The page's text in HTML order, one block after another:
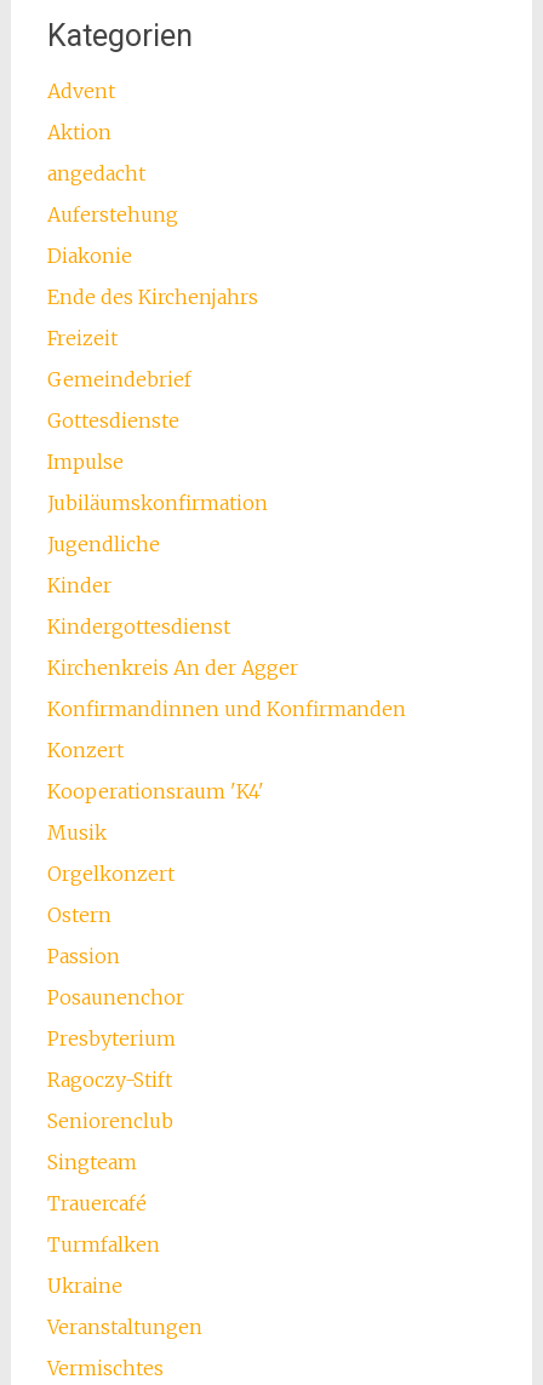
Kategorien
Advent
Aktion
angedacht
Auferstehung
Diakonie
Ende des Kirchenjahrs
Freizeit
Gemeindebrief
Gottesdienste
Impulse
Jubiläumskonfirmation
Jugendliche
Kinder
Kindergottesdienst
Kirchenkreis An der Agger
Konfirmandinnen und Konfirmanden
Konzert
Kooperationsraum 'K4'
Musik
Orgelkonzert
Ostern
Passion
Posaunenchor
Presbyterium
Ragoczy-Stift
Seniorenclub
Singteam
Trauercafé
Turmfalken
Ukraine
Veranstaltungen
Vermischtes